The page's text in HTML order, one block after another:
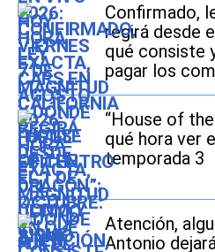
Confirmado,
regirá desde
qué consiste
pagar los
vehículos
“House of
qué hora ver
temporada 3
Atención,
Antonio